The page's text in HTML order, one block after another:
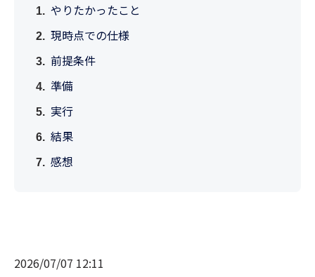
やりたかったこと
現時点での仕様
前提条件
準備
実行
結果
感想
2026/07/07 12:11